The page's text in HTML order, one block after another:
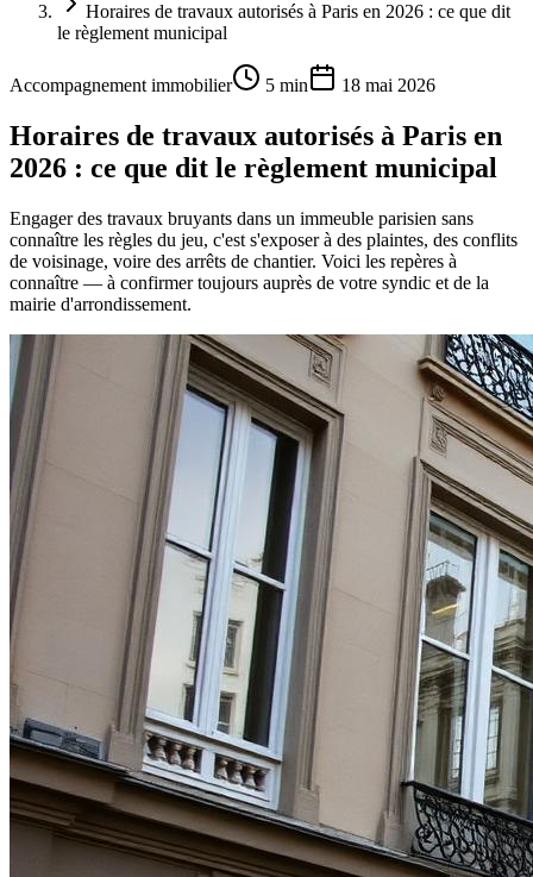
Horaires de travaux autorisés à Paris en 2026 : ce que dit
le règlement municipal
Accompagnement immobilier 5 min 18 mai 2026
Horaires de travaux autorisés à Paris en
2026 : ce que dit le règlement municipal
Engager des travaux bruyants dans un immeuble parisien sans
connaître les règles du jeu, c'est s'exposer à des plaintes, des conflits
de voisinage, voire des arrêts de chantier. Voici les repères à
connaître — à confirmer toujours auprès de votre syndic et de la
mairie d'arrondissement.